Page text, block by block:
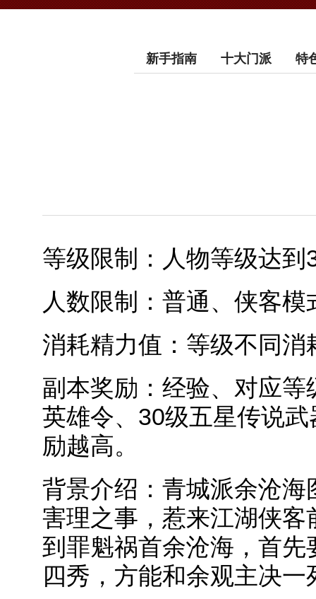
新手指南 十大门派 特
等级限制：人物等级达到
人数限制：普通、侠客
消耗精力值：等级不同消
副本奖励：经验、对应
英雄令、30级五星传说
励越高。
背景介绍：青城派余沧
害理之事，惹来江湖侠
到罪魁祸首余沧海，首
四秀，方能和余观主决一